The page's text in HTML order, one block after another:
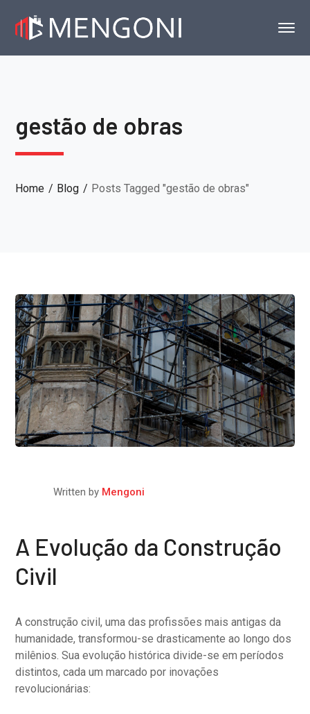
gestão de obras
Home Blog Posts Tagged "gestão de obras"
Written by Mengoni
A Evolução da Construção
Civil
A construção civil, uma das profissões mais antigas da
humanidade, transformou-se drasticamente ao longo dos
milênios. Sua evolução histórica divide-se em períodos
distintos, cada um marcado por inovações
revolucionárias: